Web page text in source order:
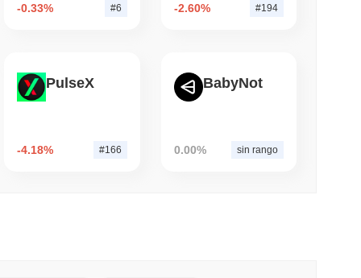
-0.33% #6 -2.60% #194
PulseX
-4.18% #166
BabyNot
0.00% sin rango